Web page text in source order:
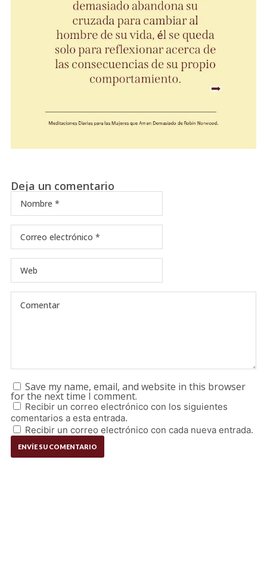
Deja un comentario
Save my name, email, and website in this browser
for the next time I comment.
Recibir un correo electrónico con los siguientes
comentarios a esta entrada.
Recibir un correo electrónico con cada nueva entrada.